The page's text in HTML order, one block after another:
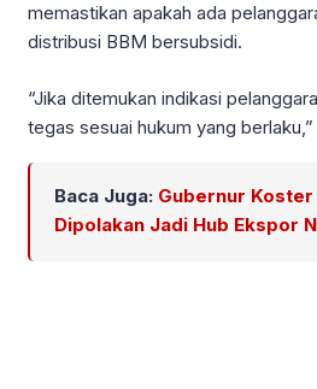
memastikan apakah ada
distribusi BBM bersubsidi.
“Jika ditemukan indikasi
tegas sesuai hukum yang
Baca Juga: Gubernur Koster
Dipolakan Jadi Hub Ekspor